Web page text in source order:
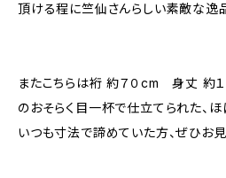
頂ける程に竺仙さんらしい素敵な
またこちらは裄 約７０cm 身丈 約
のおそらく目一杯で仕立てられた、
いつも寸法で諦めていた方、ぜひお見